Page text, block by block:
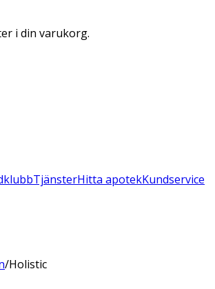
i din varukorg.
TjänsterHitta apotekKundservice
/Holistic